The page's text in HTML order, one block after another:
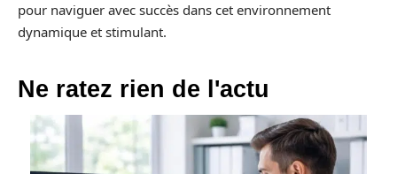
pour naviguer avec succès dans cet environnement
dynamique et stimulant.
Ne ratez rien de l'actu